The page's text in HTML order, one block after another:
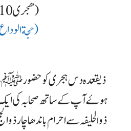
(10 ھجری)
(حجةالوداع)
ذیقعدہ دس ہجری کو حضور ﷺ
ہوۓ آپ کے ساتھ صحابہ کی
ذوالحلیفہ سے احرام باندھا چار